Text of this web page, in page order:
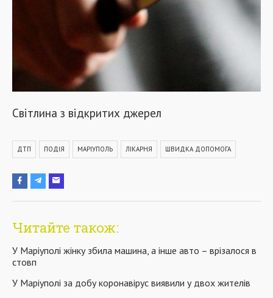
Світлина з відкритих джерел
ДТП ПОДІЯ МАРІУПОЛЬ ЛІКАРНЯ ШВИДКА ДОПОМОГА
Читайте також:
У Маріуполі жінку збила машина, а інше авто – врізалося в
стовп
У Маріуполі за добу коронавірус виявили у двох жителів